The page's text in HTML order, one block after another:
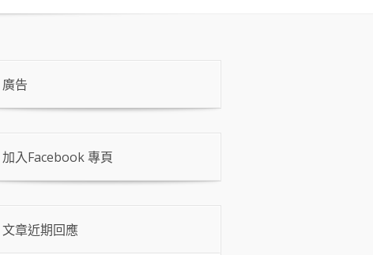
廣告
加入Facebook 專頁
文章近期回應